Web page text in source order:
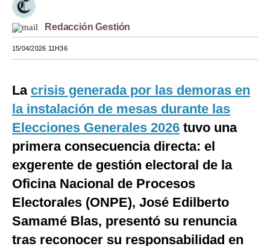
Estilos
México
España
Tecnología
Club del Suscriptor
G de Gestión
Redacción Gestión
15/04/2026 11H36
La crisis generada por las demoras en
la instalación de mesas durante las
Elecciones Generales 2026 tuvo una
primera consecuencia directa: el
exgerente de gestión electoral de la
Oficina Nacional de Procesos
Electorales (ONPE), José Edilberto
Samamé Blas, presentó su renuncia
tras reconocer su responsabilidad en